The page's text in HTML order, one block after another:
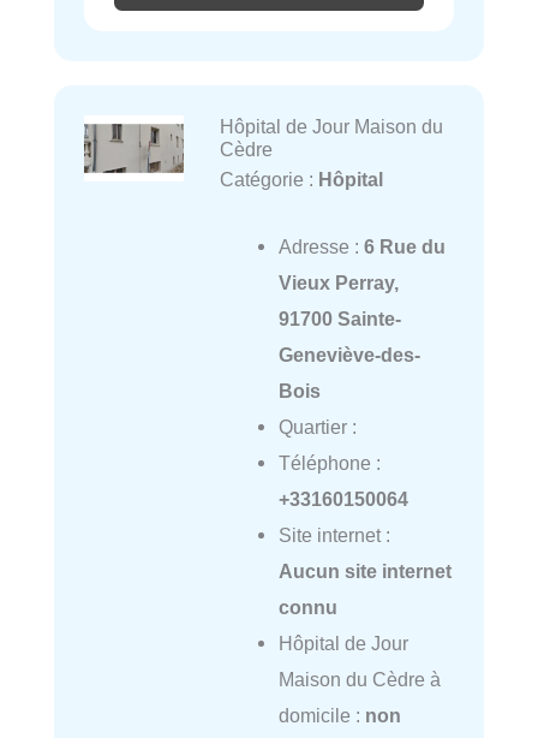
Hôpital de Jour Maison du
Cèdre
Catégorie : Hôpital
Adresse : 6 Rue du
Vieux Perray,
91700 Sainte-
Geneviève-des-
Bois
Quartier :
Téléphone :
+33160150064
Site internet :
Aucun site internet
connu
Hôpital de Jour
Maison du Cèdre à
domicile : non